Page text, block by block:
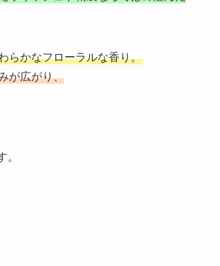
らかなフローラルな香り。
が広がり、
。